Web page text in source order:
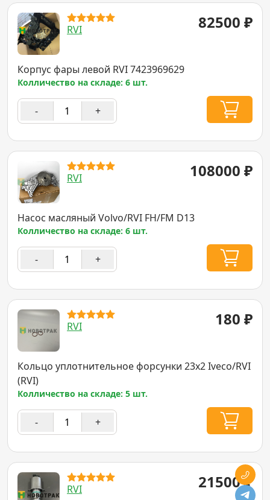
RVI 82500 ₽
Корпус фары левой RVI 7423969629
Колличество на складе: 6 шт.
- +
RVI 108000 ₽
Насос масляный Volvo/RVI FH/FM D13
Колличество на складе: 6 шт.
- +
RVI 180 ₽
Кольцо уплотнительное форсунки 23x2 Iveco/RVI
(RVI)
Колличество на складе: 5 шт.
- +
RVI 21500₽